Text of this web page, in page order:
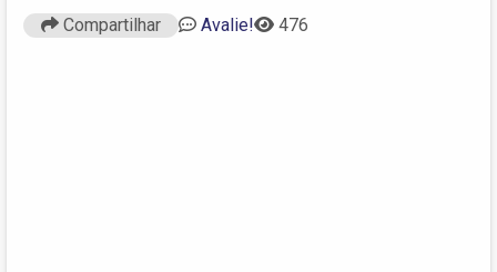
Compartilhar Avalie! 476